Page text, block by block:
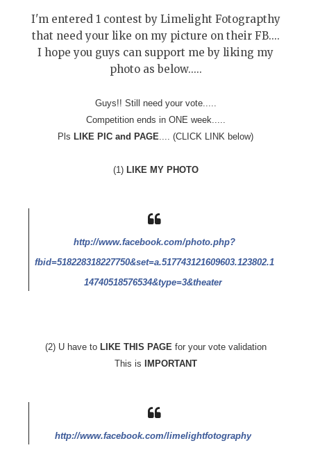
I'm entered 1 contest by Limelight Fotograpthy
that need your like on my picture on their FB....
I hope you guys can support me by liking my
photo as below.....
Guys!! Still need your vote.....
Competition ends in ONE week.....
Pls LIKE PIC and PAGE.... (CLICK LINK below)
(1) LIKE MY PHOTO
http://www.facebook.com/photo.php?
fbid=518228318227750&set=a.517743121609603.123802.1
14740518576534&type=3&theater
(2) U have to LIKE THIS PAGE for your vote validation
This is
IMPORTANT
http://www.facebook.com/limelightfotography